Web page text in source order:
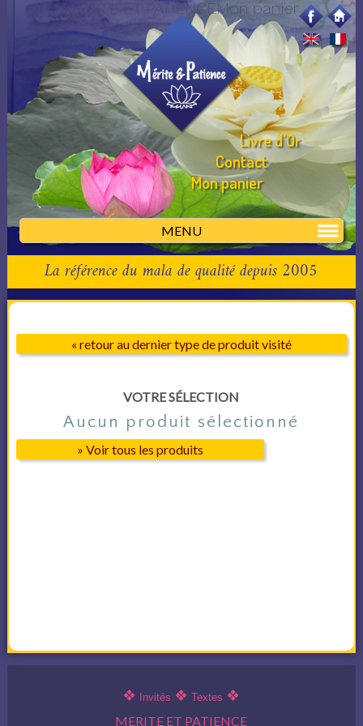
MERITE ET PATIENCEMon panier
MENU
Livre d'Or
Contact
Mon panier
La référence du mala de qualité depuis 2005
« retour au dernier type de produit visité
VOTRE SÉLECTION
Aucun produit sélectionné
» Voir tous les produits
❖ Invités ❖Textes ❖
MERITE ET PATIENCE